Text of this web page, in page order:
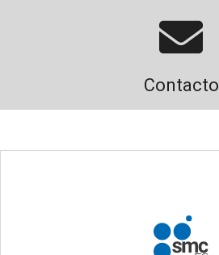
Contacto